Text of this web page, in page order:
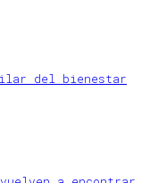
del bienestar